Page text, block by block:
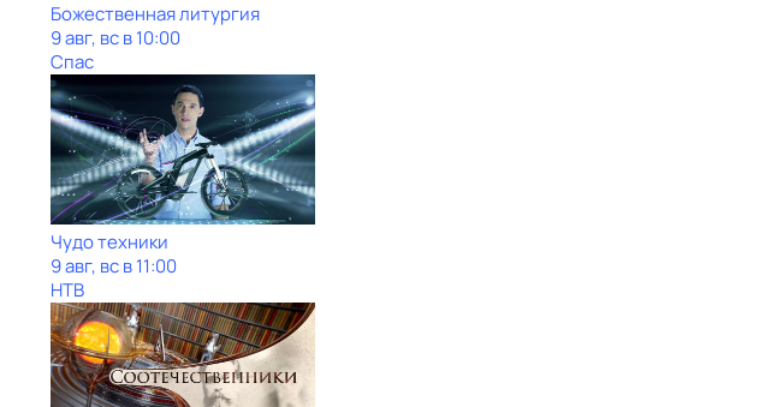
Божественная литургия
9 авг, вс в 10:00
Спас
Чудо техники
9 авг, вс в 11:00
НТВ